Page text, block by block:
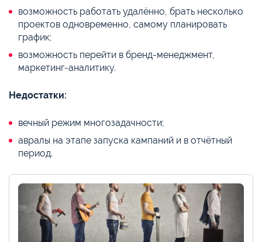
возможность работать удалённо, брать несколько
проектов одновременно, самому планировать
график;
возможность перейти в бренд-менеджмент,
маркетинг-аналитику.
Недостатки:
вечный режим многозадачности;
авралы на этапе запуска кампаний и в отчётный
период.